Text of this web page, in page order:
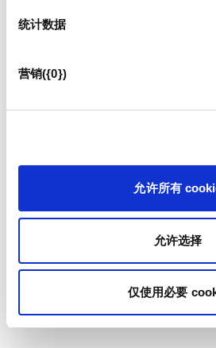
统计数据
营销({0})
允许所有
允许选择
仅使用必要